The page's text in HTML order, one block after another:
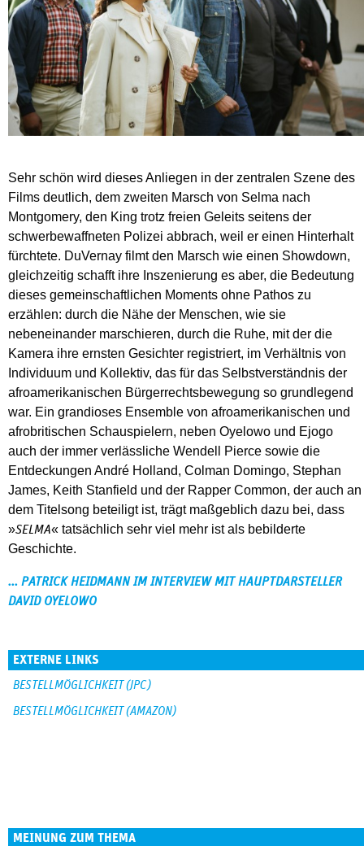
Sehr schön wird dieses Anliegen in der zentralen Szene des
Films deutlich, dem zweiten Marsch von Selma nach
Montgomery, den King trotz freien Geleits seitens der
schwerbewaffneten Polizei abbrach, weil er einen Hinterhalt
fürchtete. DuVernay filmt den Marsch wie einen Showdown,
gleichzeitig schafft ihre Inszenierung es aber, die Bedeutung
dieses gemeinschaftlichen Moments ohne Pathos zu
erzählen: durch die Nähe der Menschen, wie sie
nebeneinander marschieren, durch die Ruhe, mit der die
Kamera ihre ernsten Gesichter registriert, im Verhältnis von
Individuum und Kollektiv, das für das Selbstverständnis der
afroamerikanischen Bürgerrechtsbewegung so grundlegend
war. Ein grandioses Ensemble von afroamerikanischen und
afrobritischen Schauspielern, neben Oyelowo und Ejogo
auch der immer verlässliche Wendell Pierce sowie die
Entdeckungen André Holland, Colman Domingo, Stephan
James, Keith Stanfield und der Rapper Common, der auch an
dem Titelsong beteiligt ist, trägt maßgeblich dazu bei, dass
»SELMA« tatsächlich sehr viel mehr ist als bebilderte
Geschichte.
... PATRICK HEIDMANN IM INTERVIEW MIT HAUPTDARSTELLER
DAVID OYELOWO
EXTERNE LINKS
BESTELLMÖGLICHKEIT (JPC)
BESTELLMÖGLICHKEIT (AMAZON)
MEINUNG ZUM THEMA